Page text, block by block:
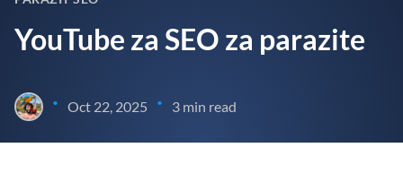
YouTube za SEO za parazite
• Oct 22, 2025 • 3 min read